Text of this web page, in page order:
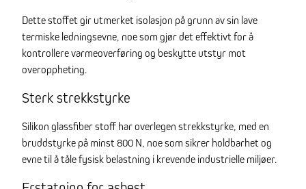
Dette stoffet gir utmerket isolasjon på grunn av sin lave
termiske ledningsevne, noe som gjør det effektivt for å
kontrollere varmeoverføring og beskytte utstyr mot
overoppheting.
Sterk strekkstyrke
Silikon glassfiber stoff har overlegen strekkstyrke, med en
bruddstyrke på minst 800 N, noe som sikrer holdbarhet og
evne til å tåle fysisk belastning i krevende industrielle miljøer.